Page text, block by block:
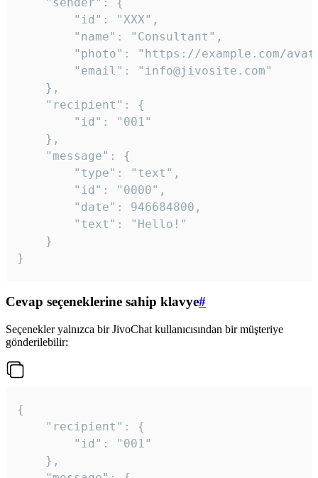
}
Cevap seçeneklerine sahip klavye#
Seçenekler yalnızca bir JivoChat kullanıcısından bir müşteriye
gönderilebilir:
{